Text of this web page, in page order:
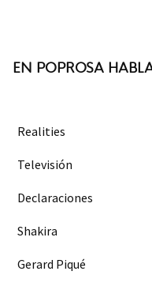
EN POPROSA
Realities
Televisión
Declaraciones
Shakira
Gerard Piqué